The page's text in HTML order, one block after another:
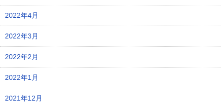
2022年4月
2022年3月
2022年2月
2022年1月
2021年12月